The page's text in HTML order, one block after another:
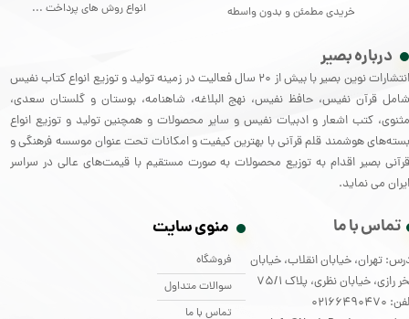
درباره بصیر
انتشارات نوین بصیر با بیش از 20 سال فعالیت در زمینه تولید و توزیع انواع کتاب نفیس
شامل قرآن نفیس، حافظ نفیس، نهج البلاغه، شاهنامه، بوستان و گلستان سعدی،
مثنوی، کتب اشعار و ادبیات نفیس و سایر محصولات و همچنین تولید و توزیع انواع
بسته‌های هوشمند قلم قرآنی با بهترین کیفیت و امکانات تحت عنوان موسسه فرهنگی و
قرآنی بصیر اقدام به توزیع محصولات به صورت مستقیم با قیمت‌های عالی در سراسر
ایران می نماید.
انواع روش های پرداخت ... خریدی مطمئن و بدون واسطه
تماس با ما
تهران، خیابان انقلاب، خیابان
رازی، خیابان نظری، پلاک 75/1
منوی سایت
فروشگاه
سوالات متداول
تماس با ما